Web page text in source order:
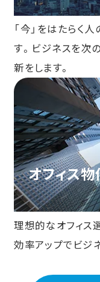
「今」をはたらく
す。ビジネスを次
新をします。
オフィス
理想的なオフィス
効率アップでビジ